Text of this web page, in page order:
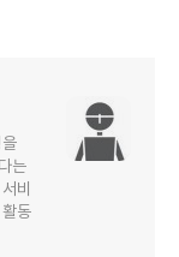
는
비
동